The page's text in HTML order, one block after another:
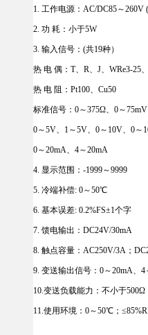
1. 工作电源：AC/DC85～260V
2. 功 耗：小于5W
3. 输入信号：(共19种）
热 电 偶：T、R、J、WRe3-25
热 电 阻：Pt100、Cu50
标准信号：0～375Ω、0～
0～5V、1～5V、0～10V、0～
0～20mA、4～20mA
4. 显示范围：-1999～9999
5. 冷端补偿: 0～50℃
6. 基本误差: 0.2%FS±1个字
7. 馈电输出：DC24V/30mA
8. 触点容量：AC250V/3A；
9. 变送输出信号：0～20mA、4
10.变送负载能力：不小于500Ω
11.使用环境：0～50℃；